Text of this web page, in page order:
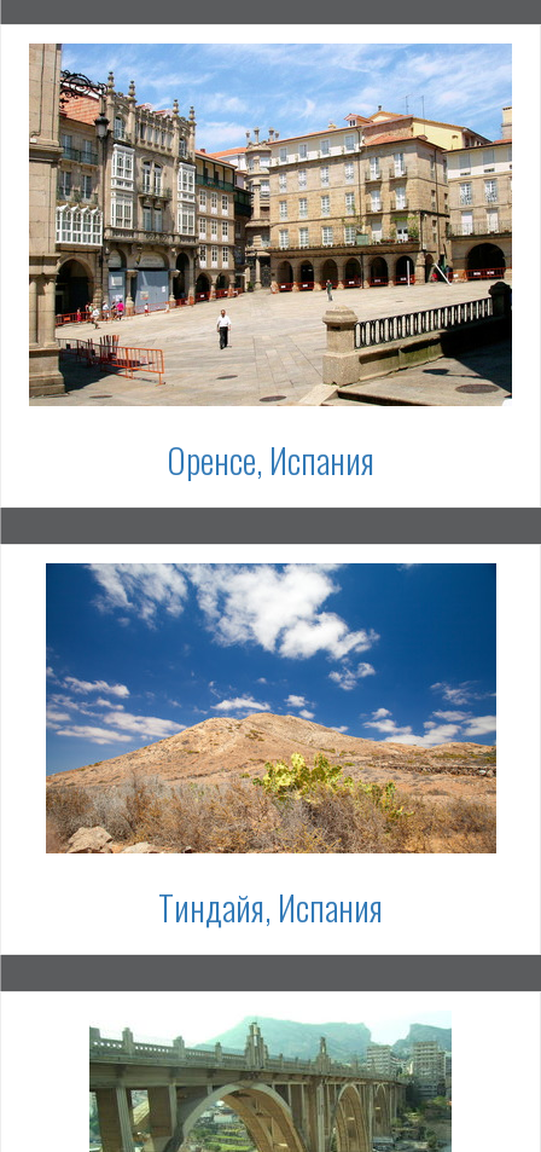
Оренсе, Испания
Тиндайя, Испания